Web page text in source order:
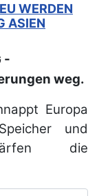
WERDEN
ASIEN
-
weg.
Europa
und
die